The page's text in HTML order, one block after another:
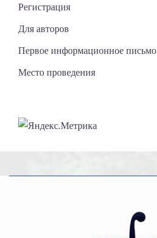
Регистрация
Для авторов
Первое информационное письмо
Место проведения